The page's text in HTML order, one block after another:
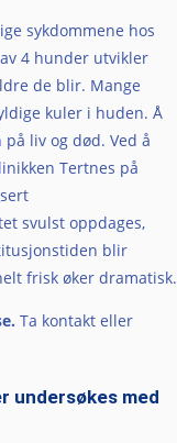
sykdommene hos
4 hunder utvikler
de blir. Mange
kuler i huden. Å
liv og død. Ved å
Tertnes på
svulst oppdages,
blir
frisk øker dramatisk.
Ta kontakt eller
undersøkes med